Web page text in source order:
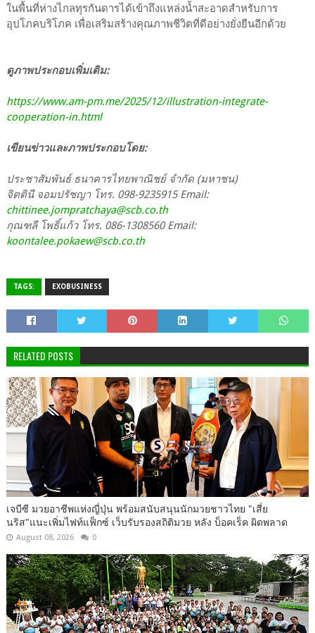
ในพื้นที่ห่างไกลทุรกันดารได้เข้าถึงแหล่งน้ำสะอาดสำหรับการ
อุปโภคบริโภค เพื่อเสริมสร้างคุณภาพชีวิตที่ดีอย่างยั่งยืนอีกด้วย
ดูภาพประกอบเพิ่มเติม:
https://www.am-pm.me/2025/12/illustration-integrate-
cooperation-in.html
เขียนข่าวและภาพประกอบโดย:
ประชาสัมพันธ์ ธนาคารไทยพาณิชย์ จำกัด (มหาชน)
จิตตินี จอมปรัชญา โทร. 098-9235915 Email:
chittinee.jompratchaya@scb.co.th
กุณฑลี โพธิ์แก้ว โทร. 086-1308560 Email:
koontalee.pokaew@scb.co.th
TAGS: EXOBUSINESS
RELATED POSTS
เจบีซี มวยอาชีพแห่งญี่ปุ่น พร้อมสนับสนุนนักมวยชาวไทย "เสี่ย
นริส"แนะเพิ่มไฟท์แฟ็กซ์ เว็บรับรองสถิติมวย หลัง บ็อคเร็ค ผิดพลาด
August 08, 2026 0